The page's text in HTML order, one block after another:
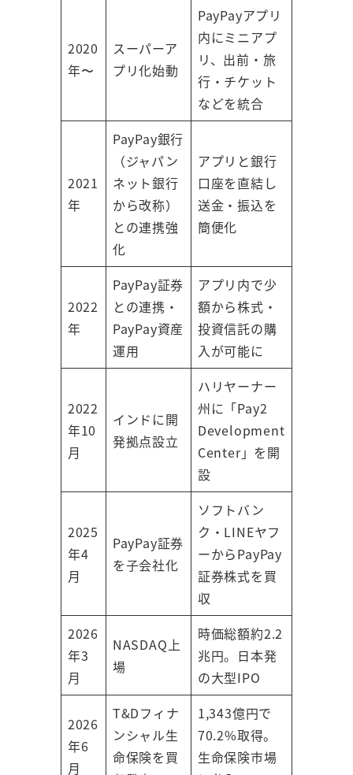
2020
年〜
スーパーア
プリ化始動
PayPayアプリ
内にミニアプ
リ、出前・旅
行・チケット
などを統合
2021
年
PayPay銀行
（ジャパン
ネット銀行
から改称）
との連携強
化
アプリと銀行
口座を直結し
送金・振込を
簡便化
2022
年
PayPay証券
との連携・
PayPay資産
運用
アプリ内で少
額から株式・
投資信託の購
入が可能に
2022
年10
月
インドに開
発拠点設立
ハリヤーナー
州に「Pay2
Development
Center」を開
設
2025
年4
月
PayPay証券
を子会社化
ソフトバン
ク・LINEヤフ
ーからPayPay
証券株式を買
収
2026
年3
月
NASDAQ上
場
時価総額約2.2
兆円。日本発
の大型IPO
2026
年6
月
T&Dフィナ
ンシャル生
命保険を買
1,343億円で
70.2%取得。
生命保険市場